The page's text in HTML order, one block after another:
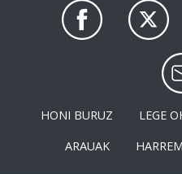
HONI BURUZ LEGE
ARAUAK